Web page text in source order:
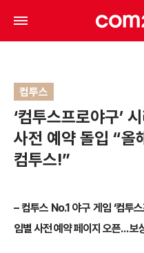
컴투스
‘컴투스프로야구’
사전 예약 돌입 “올
컴투스!”
– 컴투스 No.1 야구 게임 ‘컴투
임별 사전 예약 페이지 오픈… 보